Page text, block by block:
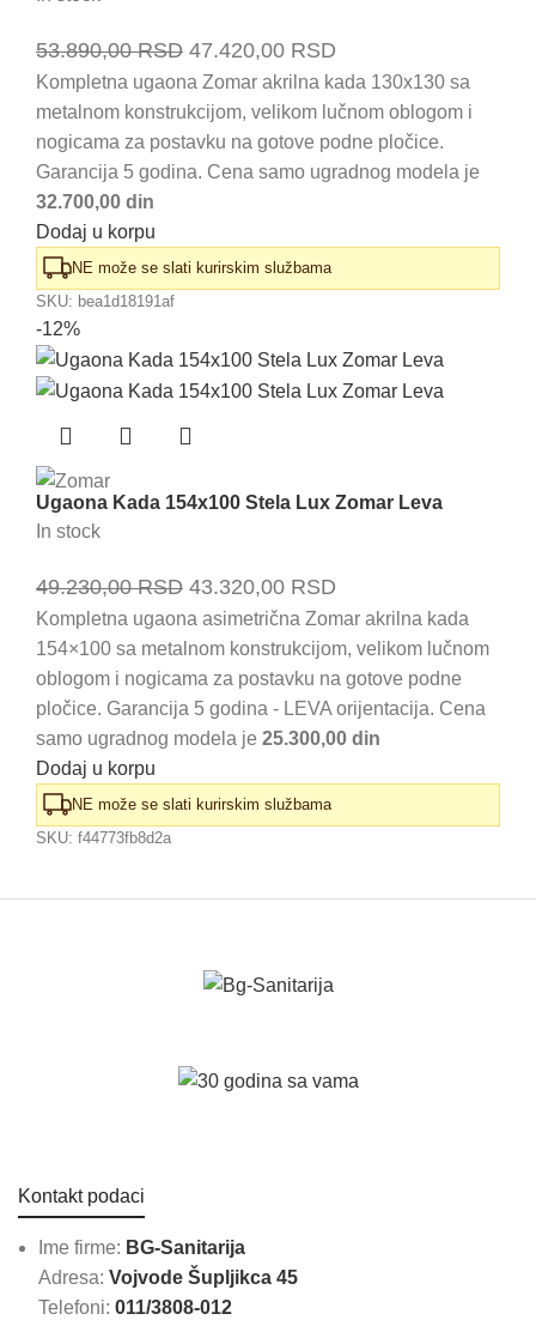
53.890,00RSD Originalna
cena
je
bila:
53.890,00 RSD.
47.420,00 RSD
cena
je:
47.420,00 RSD.
Kompletna ugaona Zomar akrilna kada 130x130 sa
metalnom konstrukcijom, velikom lučnom oblogom i
nogicama za postavku na gotove podne pločice.
Garancija 5 godina. Cena samo ugradnog modela je
32.700,00 din
Dodaj u korpu
NE može se slati kurirskim službama
SKU: bea1d18191af
-12%
Ugaona Kada 154x100 Stela Lux Zomar Leva
In stock
49.230,00RSD Originalna
cena
je
bila:
49.230,00 RSD.
43.320,00 RSD
cena
je:
43.320,00 RSD.
Kompletna ugaona asimetrična Zomar akrilna kada
154×100 sa metalnom konstrukcijom, velikom lučnom
oblogom i nogicama za postavku na gotove podne
pločice. Garancija 5 godina - LEVA orijentacija. Cena
samo ugradnog modela je 25.300,00 din
Dodaj u korpu
NE može se slati kurirskim službama
SKU: f44773fb8d2a
Kontakt podaci
Ime firme: BG-Sanitarija
Adresa: Vojvode Šupljikca 45
Telefoni: 011/3808-012